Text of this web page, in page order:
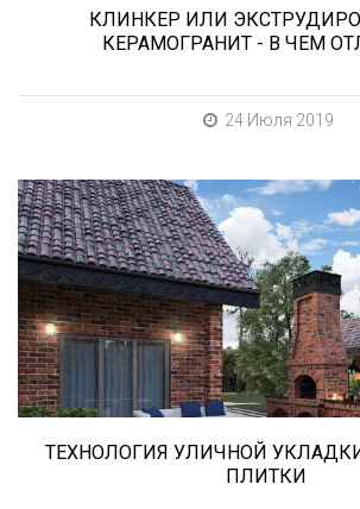
КЛИНКЕР ИЛИ
КЕРАМОГРАНИТ - В ЧЕМ
24 Июля 2019
В этой статье мы расскажем
нужно учесть при выборе и
облицовочных материалов
ТЕХНОЛОГИЯ УЛИЧНОЙ
ПЛИТКИ